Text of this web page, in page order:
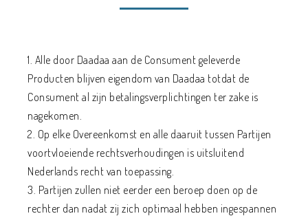
1. Alle door Daadaa aan de Consument geleverde
Producten blijven eigendom van Daadaa totdat de
Consument al zijn betalingsverplichtingen ter zake is
nagekomen.
2. Op elke Overeenkomst en alle daaruit tussen Partijen
voortvloeiende rechtsverhoudingen is uitsluitend
Nederlands recht van toepassing.
3. Partijen zullen niet eerder een beroep doen op de
rechter dan nadat zij zich optimaal hebben ingespannen